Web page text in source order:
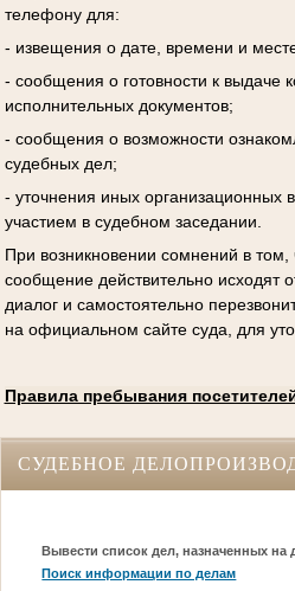
телефону для:
- извещения о дате, времени и
- сообщения о готовности к выдаче
исполнительных документов;
- сообщения о возможности
судебных дел;
- уточнения иных организационных
участием в судебном заседании.
При возникновении сомнений в том,
сообщение действительно исходят
диалог и самостоятельно
на официальном сайте суда, для
Правила пребывания
СУДЕБНОЕ
Вывести список дел, назначенных на
Поиск информации по делам